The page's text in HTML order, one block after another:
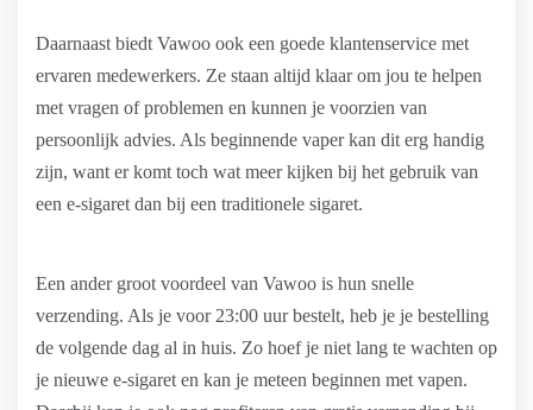
Daarnaast biedt Vawoo ook een goede klantenservice met
ervaren medewerkers. Ze staan altijd klaar om jou te helpen
met vragen of problemen en kunnen je voorzien van
persoonlijk advies. Als beginnende vaper kan dit erg handig
zijn, want er komt toch wat meer kijken bij het gebruik van
een e-sigaret dan bij een traditionele sigaret.
Een ander groot voordeel van Vawoo is hun snelle
verzending. Als je voor 23:00 uur bestelt, heb je je bestelling
de volgende dag al in huis. Zo hoef je niet lang te wachten op
je nieuwe e-sigaret en kan je meteen beginnen met vapen.